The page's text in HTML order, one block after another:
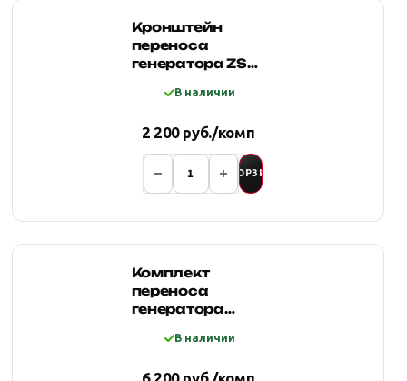
Кронштейн
переноса
генератора ZST-
2121-21213 без
В наличии
2 200 руб./комп
В КОРЗИНУ
Комплект
переноса
генератора
под ГУР ZST
В наличии